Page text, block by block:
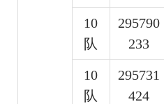
10
队
295790
233
10
队
295731
424